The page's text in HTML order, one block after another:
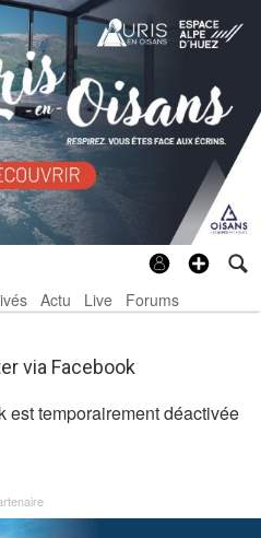
Actu Live Forums
via Facebook
est temporairement déactivée